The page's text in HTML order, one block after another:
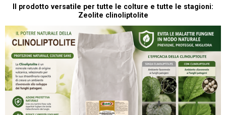
P
Il prodotto versatile per tutte le colture e tutte le stagioni:
Zeolite clinoliptolite